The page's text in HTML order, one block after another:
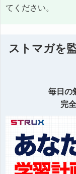
てください。
ストマガを
毎日の
完